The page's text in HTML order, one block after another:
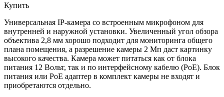
Купить
Универсальная IP-камера со встроенным микрофоном для
внутренней и наружной установки. Увеличенный угол обзора
объектива 2,8 мм хорошо подходит для мониторинга общего
плана помещения, а разрешение камеры 2 Мп даст картинку
высокого качества. Камера может питаться как от блока
питания 12 Вольт, так и по интерфейсному кабелю (PoE). Блок
питания или PoE адаптер в комплект камеры не входят и
приобретаются отдельно.